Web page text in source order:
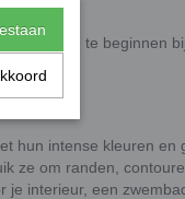
het gaas, te beginnen
hun intense kleuren en
ze om randen,
interieur, een